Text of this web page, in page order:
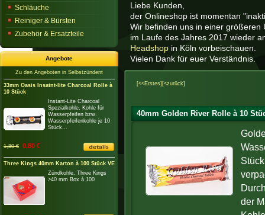
Liebe Kunden,
der Onlineshop ist momentan
Wir befinden uns in einer größeren
im Laufe des Jahres 2017 wieder
Headshop in Köln vorbeischauen.
Vielen Dank für euer Verständnis.
[<<Erstes] [<zurück]
40mm Golden River Rolle à 10
der
Schläuche
Reiniger & Bürsten
Zubehör & Ersatzteile
Angebote
Zu den Angeboten in Selbstzündent
33mm Oasis Insatnt-lite Charcoal Rolle à
10 Stück
Instant-Lite Charcoal
Spezialkohle, Kohle für
Wasserpfeifen bzw.
Wasserpfeifenkohle je 10
Stück...
1,80 € 0,80 €
Three Kings 40mm Karton à 100 Stück VE
Zündkohle, Three Kings
>40 mm Box à 100